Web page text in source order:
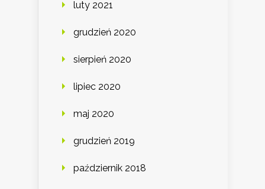
luty 2021
grudzień 2020
sierpień 2020
lipiec 2020
maj 2020
grudzień 2019
październik 2018